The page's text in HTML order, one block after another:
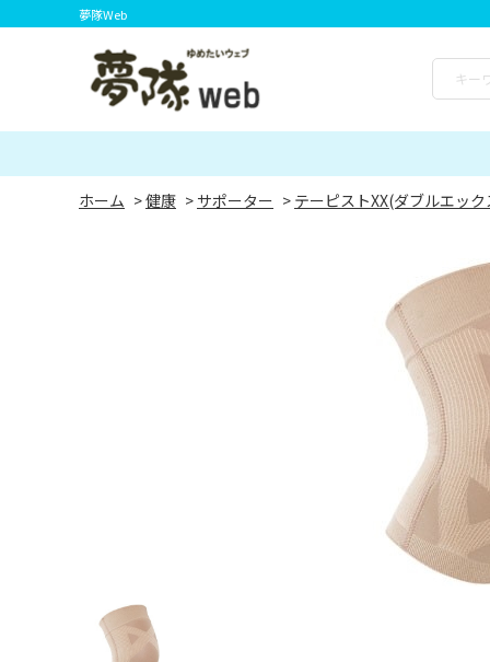
夢隊Web
ホーム >健康 > サポーター > テーピストXX(ダブルエッ